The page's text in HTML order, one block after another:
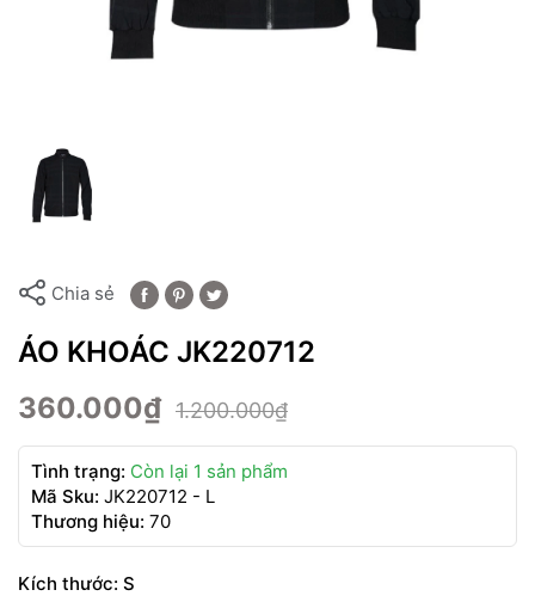
Chia sẻ
ÁO KHOÁC JK220712
360.000₫ 1.200.000₫
Tình trạng: Còn lại 1 sản phẩm
Mã Sku: JK220712 - L
Thương hiệu: 70
Kích thước: S